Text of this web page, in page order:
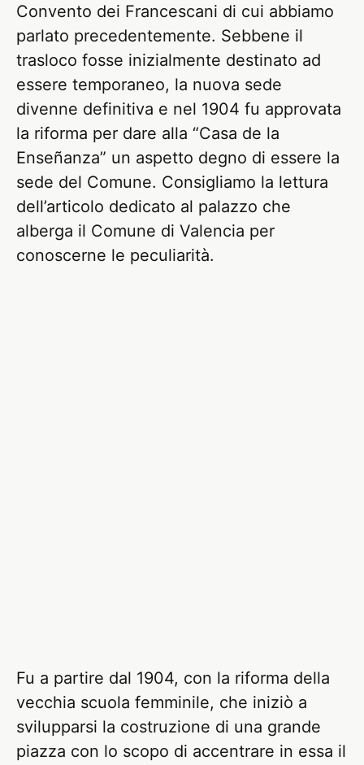
Convento dei Francescani di cui abbiamo
parlato precedentemente. Sebbene il
trasloco fosse inizialmente destinato ad
essere temporaneo, la nuova sede
divenne definitiva e nel 1904 fu approvata
la riforma per dare alla “Casa de la
Enseñanza” un aspetto degno di essere la
sede del Comune. Consigliamo la lettura
dell’articolo dedicato al palazzo che
alberga il Comune di Valencia per
conoscerne le peculiarità.
Fu a partire dal 1904, con la riforma della
vecchia scuola femminile, che iniziò a
svilupparsi la costruzione di una grande
piazza con lo scopo di accentrare in essa il